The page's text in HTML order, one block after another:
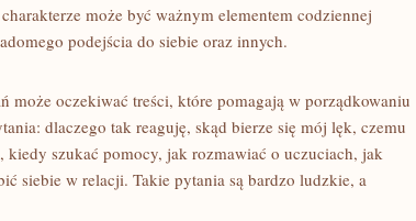
może być ważnym elementem codziennej
podejścia do siebie oraz innych.
może oczekiwać treści, które pomagają w porządkowaniu
dlaczego tak reaguję, skąd bierze się mój lęk, czemu
szukać pomocy, jak rozmawiać o uczuciach, jak
siebie w relacji. Takie pytania są bardzo ludzkie, a